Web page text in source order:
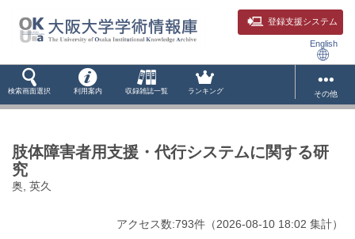
登録支援システム
English
検索画面選択 利用案内 収録雑誌一覧 ランキング その他
肢体障害者用支援・代行システムに関する研
究
奥, 英久
アクセス数:793件 （2026-08-10 18:02 集計）